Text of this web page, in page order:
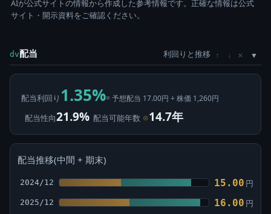
AIが公式サイトの情報から作成した参考情報です。正確な情報は公式
サイト・開示資料をご確認ください。
dv配当 利回りと推移 ↑ ↓ ×
配当利回り 1.35%= 予想配当 17.00円 ÷ 株価 1,260円
配当性向21.9% 配当可能年数 ⊙14.7年
配当推移(中間 + 期末)
2024/12 15.00 円
2025/12 16.00 円